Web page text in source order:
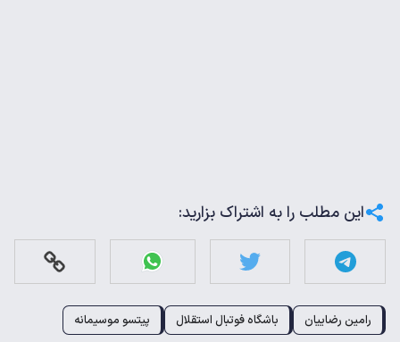
این مطلب را به اشتراک بزارید:
رامین رضاییان باشگاه فوتبال استقلال پیتسو موسیمانه